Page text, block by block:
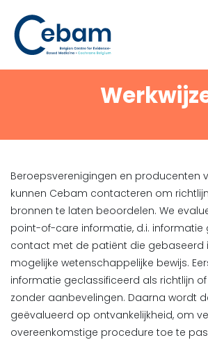
Beroepsverenigingen en producenten
kunnen Cebam contacteren om
bronnen te laten beoordelen. We
point-of-care informatie, d.i. informatie
contact met de patiënt die gebaseerd
mogelijke wetenschappelijke bewijs.
informatie geclassificeerd als richtlijn
zonder aanbevelingen. Daarna wordt
geëvalueerd op ontvankelijkheid, om
overeenkomstige procedure toe te